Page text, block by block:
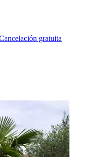
gratuita